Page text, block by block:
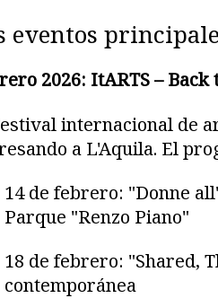
eventos
2026: ItARTS – Back
internacional de
a L'Aquila. El
14 de febrero: "Donne
Parque "Renzo Piano"
18 de febrero: "Shared,
contemporánea